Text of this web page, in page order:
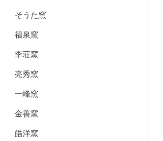
そうた窯
福泉窯
李荘窯
亮秀窯
一峰窯
金善窯
皓洋窯